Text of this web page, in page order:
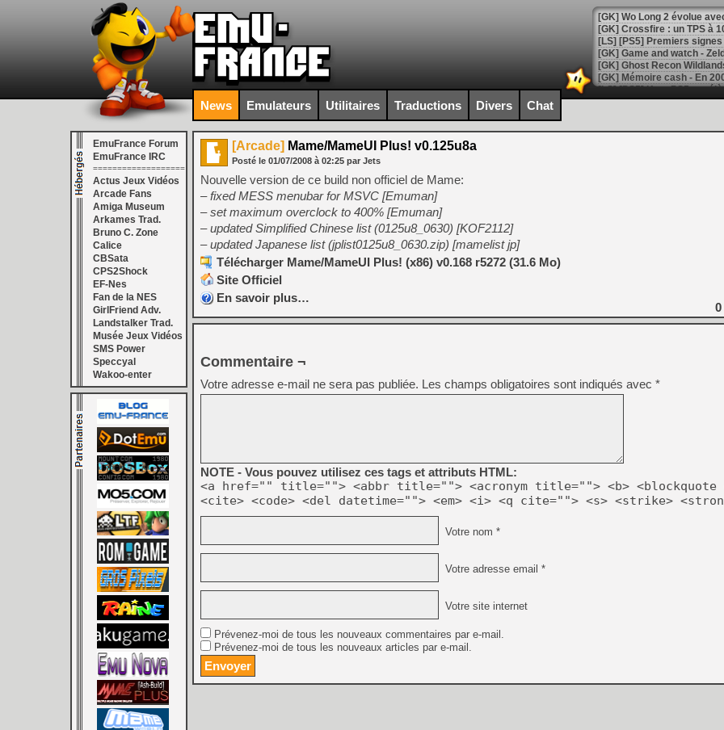
[GK] Wo Long 2 évolue
[GK] Crossfire : un TPS à
[LS] [PS5] Premiers
[Mo5] DOOM arrive en
[GK] Bethesda fête les 30
[GK] Roblox : l'action en
[GK] Agenda - GeForce
[LS] [PS5] ps5-y2jb-
[GK] Pourquoi Marvel
[GK] Test : Restory : Chill
[GK] GTA 6 : Rockstar
[GK] Hot Wheels Infinite
[GK] Mémoire cash -
[GK] Résultats Nintendo :
[GK] Déjà des
[Mo5] Brickboy cherche à
[GK] Minecraft et ses «
[GK] Beast of
[GK] Ubisoft : fin de partie
[GK] Mémoire cash -
[GK] Comment EA Sports
[GK] Crimson Moon : un
[GK] Isle of Reveries : le
[GK] Moonlighter 2 : The
[GK] Capcom relance
[Mo5] Deux inédits du
[GK] Le beat'em up The
[GK] Mistfall Hunter : déjà
News Emulateurs Utilitaires Traductions Divers Chat
EmuFrance Forum
EmuFrance IRC
===================
Actus Jeux Vidéos
Arcade Fans
Amiga Museum
Arkames Trad.
Bruno C. Zone
Calice
CBSata
CPS2Shock
EF-Nes
Fan de la NES
GirlFriend Adv.
Landstalker Trad.
Musée Jeux Vidéos
SMS Power
Speccyal
Wakoo-enter
[Arcade] Mame/MameUI Plus! v0.125u8a
Posté le 01/07/2008 à 02:25 par Jets
Nouvelle version de ce build non officiel de Mame:
– fixed MESS menubar for MSVC [Emuman]
– set maximum overclock to 400% [Emuman]
– updated Simplified Chinese list (0125u8_0630) [KOF2112]
– updated Japanese list (jplist0125u8_0630.zip) [mamelist jp]
Télécharger Mame/MameUI Plus! (x86) v0.168 r5272 (31.6 Mo)
Site Officiel
En savoir plus…
0
Commentaire ¬
Votre adresse e-mail ne sera pas publiée. Les champs obligatoires sont indiqués avec *
NOTE - Vous pouvez utilisez ces tags et attributs HTML:
<a href="" title=""> <abbr title=""> <acronym title=""> <b> <blockquote
<cite> <code> <del datetime=""> <em> <i> <q cite=""> <s> <strike>
Votre nom *
Votre adresse email *
Votre site internet
Prévenez-moi de tous les nouveaux commentaires par e-mail.
Prévenez-moi de tous les nouveaux articles par e-mail.